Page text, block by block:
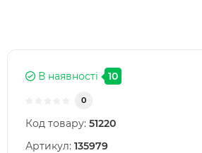
В наявності 10
0
Код товару: 51220
Артикул: 135979